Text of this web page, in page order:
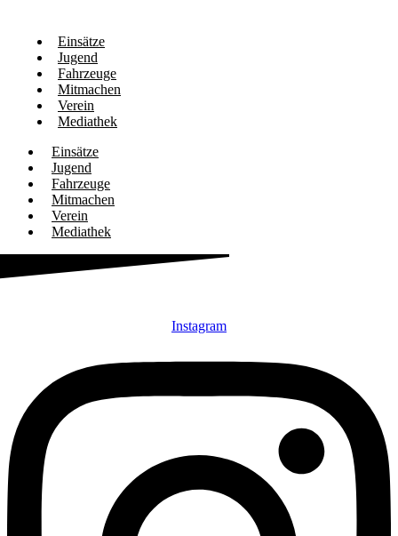
Einsätze
Jugend
Fahrzeuge
Mitmachen
Verein
Mediathek
Einsätze
Jugend
Fahrzeuge
Mitmachen
Verein
Mediathek
Instagram